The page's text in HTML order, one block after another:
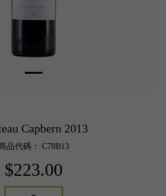
Capbern 2013
品代碼： C78B13
$223.00